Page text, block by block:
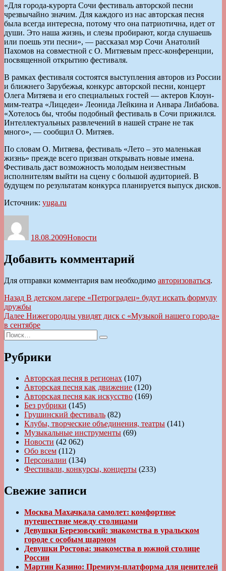
«Для города-курорта Сочи фестиваль авторской песни
чрезвычайно значим. Для каждого из нас авторская песня
была всегда интересна, потому что она патриотична, идет от
души. Это наша жизнь, и слезы пробирают, когда слушаешь
или поешь эти песни», — рассказал мэр Сочи Анатолий
Пахомов на совместной с О. Митяевым пресс-конференции,
посвященной открытию фестиваля.
В рамках фестиваля состоятся выступления авторов из России
и ближнего Зарубежья, конкурс авторской песни, концерт
Олега Митяева и его специальных гостей — актеров Клоун-
мим-театра «Лицедеи» Леонида Лейкина и Анвара Либабова.
«Хотелось бы, чтобы подобный фестиваль в Сочи прижился.
Интеллектуальных развлечений в нашей стране не так
много», — сообщил О. Митяев.
По словам О. Митяева, фестиваль «Лето – это маленькая
жизнь» прежде всего призван открывать новые имена.
Фестиваль даст возможность молодым неизвестным
исполнителям выйти на сцену с большой аудиторией. В
будущем по результатам конкурса планируется выпуск дисков.
Источник: yuga.ru
18.08.2009Новости
Добавить комментарий
Для отправки комментария вам необходимо авторизоваться.
Навигация
по
записям
Назад Предыдущая
запись:
В детском лагере «Петроградец» будут искать формулу
дружбы
Далее Следующая
запись:
Нижегородцы увидят диск с «Музыкой нашего города»
в сентябре
Искать:
Поиск
Рубрики
Авторская песня в регионах (107)
Авторская песня как движение (120)
Авторская песня как искусство (169)
Без рубрики (145)
Грушинский фестиваль (82)
Клубы, творческие объединения, театры (141)
Музыкальные инструменты (69)
Новости (42 062)
Обо всем (112)
Персоналии (134)
Фестивали, конкурсы, концерты (233)
Свежие записи
Москва Махачкала самолет: комфортное
путешествие между столицами
Девушки Березовский: знакомства в уральском
городе с особым шармом
Девушки Ростова: знакомства в южной столице
России
Мартин Казино: Премиум-платформа для ценителей